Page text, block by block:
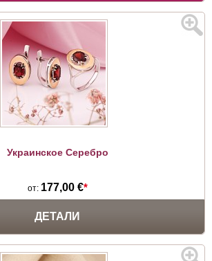
Украинское Серебро
от: 177,00 €*
ДЕТАЛИ